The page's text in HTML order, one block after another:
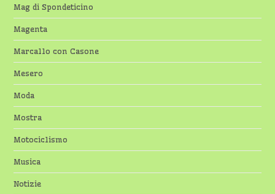
Mag di Spondeticino
Magenta
Marcallo con Casone
Mesero
Moda
Mostra
Motociclismo
Musica
Notizie